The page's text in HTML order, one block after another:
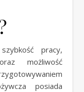
pracy,
możliwość
posiada